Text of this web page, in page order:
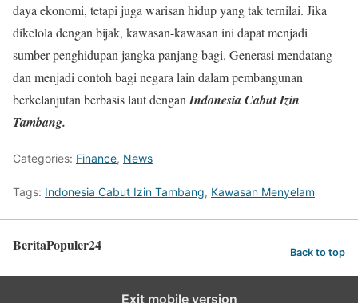
daya ekonomi, tetapi juga warisan hidup yang tak ternilai. Jika
dikelola dengan bijak, kawasan-kawasan ini dapat menjadi
sumber penghidupan jangka panjang bagi. Generasi mendatang
dan menjadi contoh bagi negara lain dalam pembangunan
berkelanjutan berbasis laut dengan Indonesia Cabut Izin
Tambang.
Categories: Finance, News
Tags: Indonesia Cabut Izin Tambang, Kawasan Menyelam
BeritaPopuler24 Back to top
Exit mobile version